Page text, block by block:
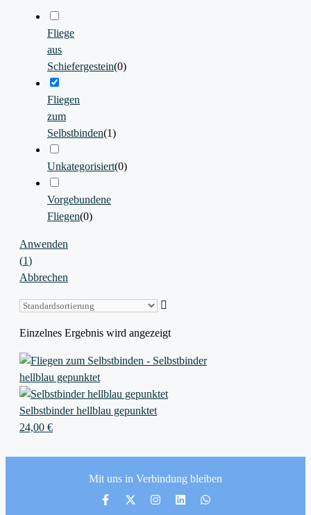
Fliege
aus
Schiefergestein(0)
Fliegen
zum
Selbstbinden(1)
Unkategorisiert(0)
Vorgebundene
Fliegen(0)
Anwenden
(1)
Abbrechen
Einzelnes Ergebnis wird angezeigt
Selbstbinder hellblau gepunktet
24,00 €
Mit uns in Verbindung bleiben